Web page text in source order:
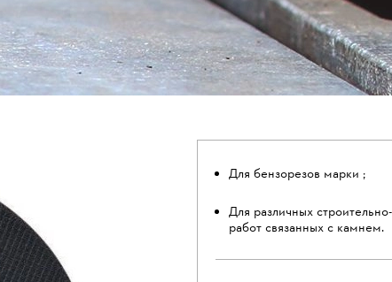
Для бензорезов марки ;
Для различных
работ связанных с камнем.